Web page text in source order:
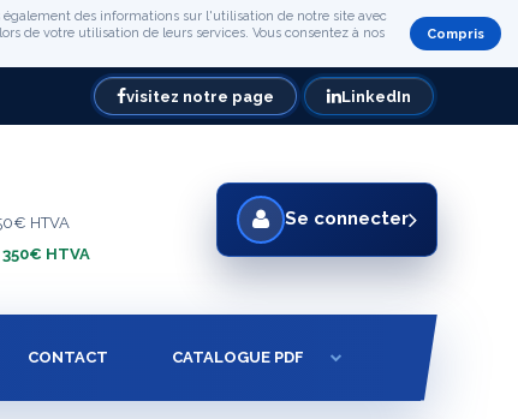
des informations sur l'utilisation de notre site avec
de votre utilisation de leurs services. Vous consentez à nos
Compris
visitez notre page LinkedIn
HTVA
HTVA
Se connecter
CONTACT CATALOGUE PDF